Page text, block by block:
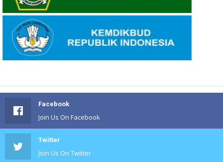
Facebook
Join Us On Facebook
Twitter
Join Us On Twitter